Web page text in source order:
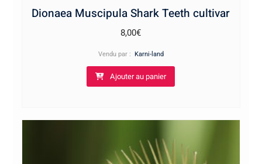
Dionaea Muscipula Shark Teeth cultivar
8,00€
Vendu par : Karni-land
Ajouter au panier